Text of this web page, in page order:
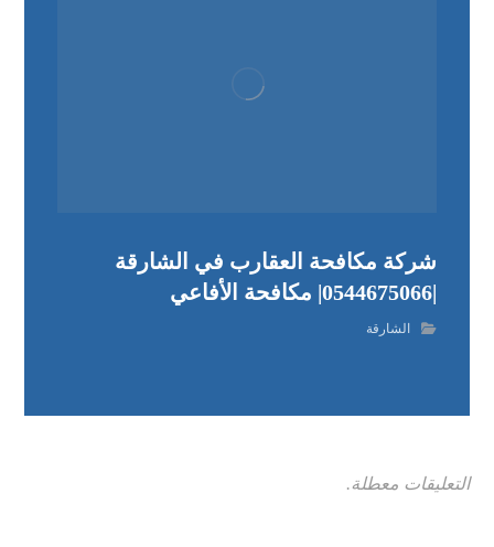
شركة مكافحة العقارب في الشارقة
|0544675066| مكافحة الأفاعي
الشارقة
التعليقات معطلة.